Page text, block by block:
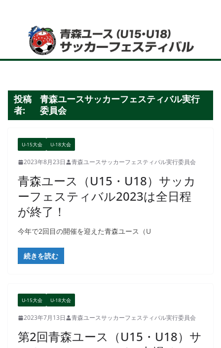
ツ
投稿
者:
青森ユースサッカーフェスティバル実行
委員会
U-15大会 U-18大会
2023年8月23日 青森ユースサッカーフェスティバル実行委員会
青森ユース（U15・U18）サッカ
ーフェスティバル2023は全日程
が終了！
今年で2回目の開催を迎えた青森ユース（U
続きを読む
U-15大会 U-18大会
2023年7月13日 青森ユースサッカーフェスティバル実行委員会
第2回青森ユース（U15・U18）サ